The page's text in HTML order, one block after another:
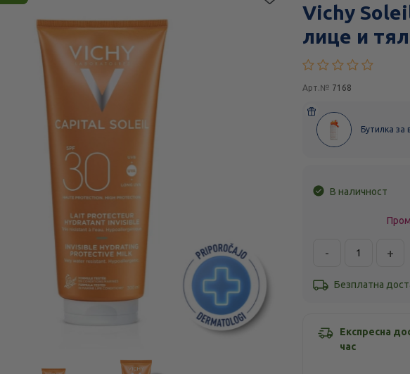
Vichy
лице и
Арт.№ 7168
Бутилка за
В наличност
- +
Безплатна
Експресна
час